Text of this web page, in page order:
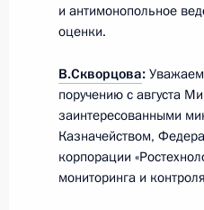
6 октября
и антимонопольное
оценки.
В.Скворцова:
поручению с августа
заинтересованными
Казначейством,
корпорации
мониторинга и